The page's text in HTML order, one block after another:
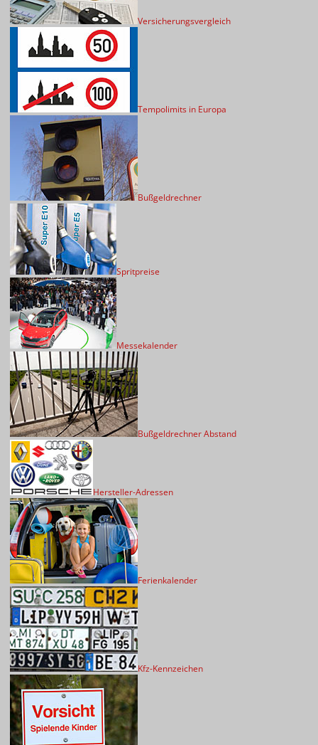
Versicherungsvergleich
Tempolimits in Europa
Bußgeldrechner
Spritpreise
Messekalender
Bußgeldrechner Abstand
Hersteller-Adressen
Ferienkalender
Kfz-Kennzeichen